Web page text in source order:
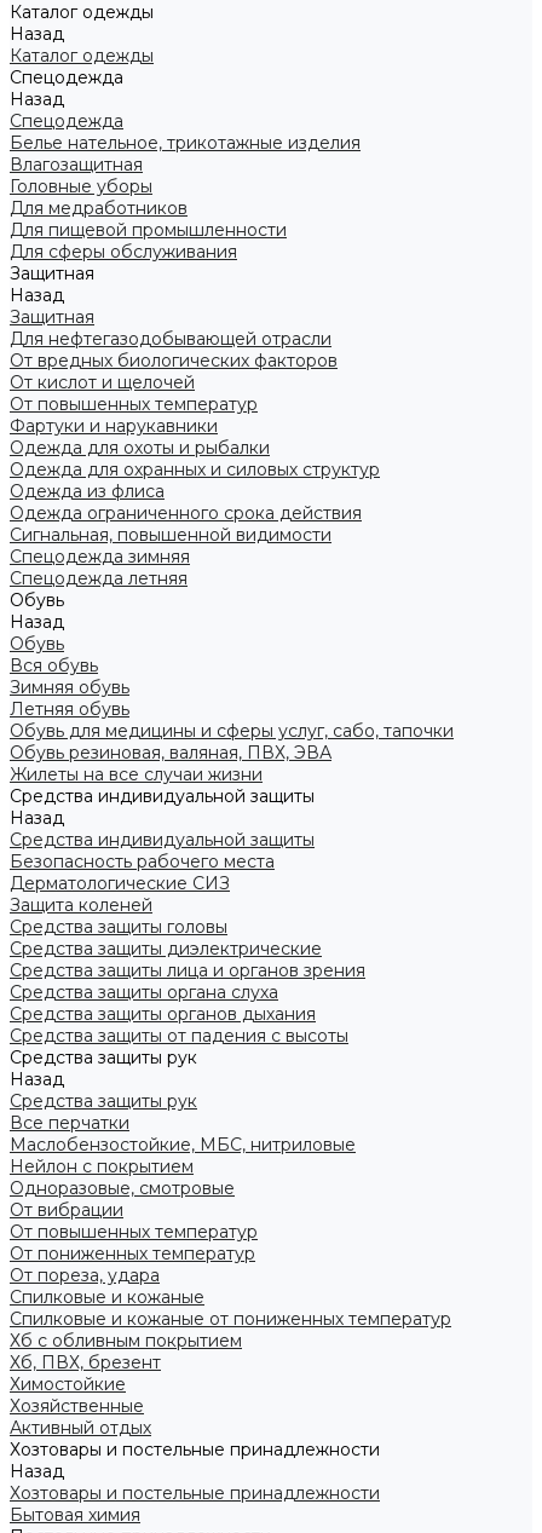
Каталог одежды
Назад
Каталог одежды
Спецодежда
Назад
Спецодежда
Белье нательное, трикотажные изделия
Влагозащитная
Головные уборы
Для медработников
Для пищевой промышленности
Для сферы обслуживания
Защитная
Назад
Защитная
Для нефтегазодобывающей отрасли
От вредных биологических факторов
От кислот и щелочей
От повышенных температур
Фартуки и нарукавники
Одежда для охоты и рыбалки
Одежда для охранных и силовых структур
Одежда из флиса
Одежда ограниченного срока действия
Сигнальная, повышенной видимости
Спецодежда зимняя
Спецодежда летняя
Обувь
Назад
Обувь
Вся обувь
Зимняя обувь
Летняя обувь
Обувь для медицины и сферы услуг, сабо, тапочки
Обувь резиновая, валяная, ПВХ, ЭВА
Жилеты на все случаи жизни
Средства индивидуальной защиты
Назад
Средства индивидуальной защиты
Безопасность рабочего места
Дерматологические СИЗ
Защита коленей
Средства защиты головы
Средства защиты диэлектрические
Средства защиты лица и органов зрения
Средства защиты органа слуха
Средства защиты органов дыхания
Средства защиты от падения с высоты
Средства защиты рук
Назад
Средства защиты рук
Все перчатки
Маслобензостойкие, МБС, нитриловые
Нейлон с покрытием
Одноразовые, смотровые
От вибрации
От повышенных температур
От пониженных температур
От пореза, удара
Спилковые и кожаные
Спилковые и кожаные от пониженных температур
Хб с обливным покрытием
Хб, ПВХ, брезент
Химостойкие
Хозяйственные
Активный отдых
Хозтовары и постельные принадлежности
Назад
Хозтовары и постельные принадлежности
Бытовая химия